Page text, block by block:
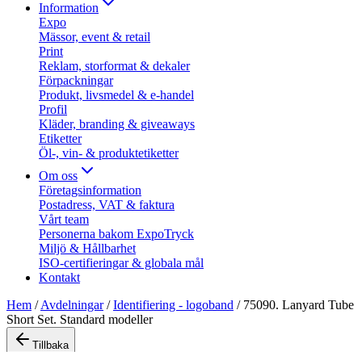
Information
Expo
Mässor, event & retail
Print
Reklam, storformat & dekaler
Förpackningar
Produkt, livsmedel & e-handel
Profil
Kläder, branding & giveaways
Etiketter
Öl-, vin- & produktetiketter
Om oss
Företagsinformation
Postadress, VAT & faktura
Vårt team
Personerna bakom ExpoTryck
Miljö & Hållbarhet
ISO-certifieringar & globala mål
Kontakt
Hem /Avdelningar/Identifiering - logoband / 75090. Lanyard Tube
Short Set. Standard modeller
Tillbaka